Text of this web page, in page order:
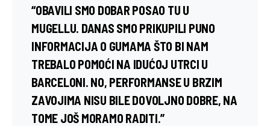
“OBAVILI SMO DOBAR POSAO TU U
MUGELLU. DANAS SMO PRIKUPILI PUNO
INFORMACIJA O GUMAMA ŠTO BI NAM
TREBALO POMOĆI NA IDUĆOJ UTRCI U
BARCELONI. NO, PERFORMANSE U BRZIM
ZAVOJIMA NISU BILE DOVOLJNO DOBRE, NA
TOME JOŠ MORAMO RADITI.”